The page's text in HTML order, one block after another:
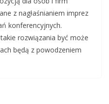
z nagłaśnianiem imprez
konferencyjnych.
rozwiązania być może
będą z powodzeniem